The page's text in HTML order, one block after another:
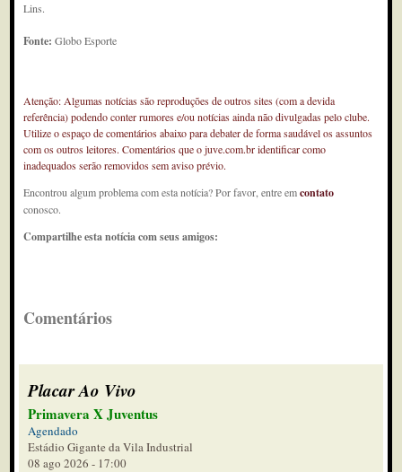
Lins.
Fonte:Globo Esporte
Atenção: Algumas notícias são reproduções de outros sites (com a devida
referência) podendo conter rumores e/ou notícias ainda não divulgadas pelo clube.
Utilize o espaço de comentários abaixo para debater de forma saudável os assuntos
com os outros leitores. Comentários que o juve.com.br identificar como
inadequados serão removidos sem aviso prévio.
Encontrou algum problema com esta notícia? Por favor, entre emcontato
conosco.
Compartilhe esta notícia com seus amigos:
Comentários
Placar Ao Vivo
Primavera X Juventus
Agendado
Estádio Gigante da Vila Industrial
08 ago 2026 - 17:00